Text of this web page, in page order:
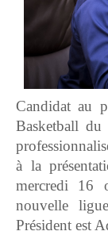
Candidat au
Basketball
à la
mercredi 16
nouvelle
Président est